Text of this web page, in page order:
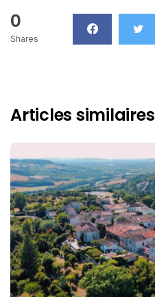
0
Shares
Articles similaires